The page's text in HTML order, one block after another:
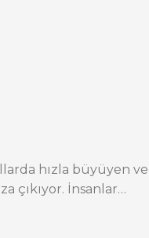
hızla büyüyen ve
çıkıyor. İnsanlar…